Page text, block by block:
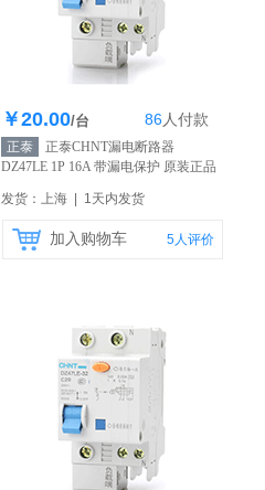
库存285个
￥20.00/台 86人付款
正泰
正泰CHNT漏电断路器
DZ47LE 1P 16A 带漏电保护 原装正品
发货：上海 | 1天内发货
加入购物车 5人评价